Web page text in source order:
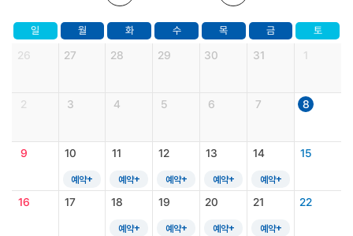
26 27 28 29 30 31 1
2 3 4 5 6 7 8
예약 예약 예약 예약 예약
9 10 11 12 13 14 15
예약 예약 예약 예약
16 17 18 19 20 21 22